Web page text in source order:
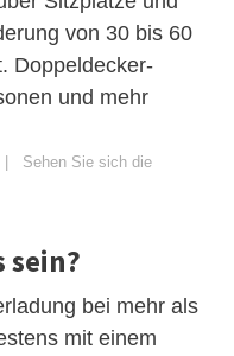
von 30 bis 60
Doppeldecker-
und mehr
| Sehen Sie sich die
sein?
bei mehr als
mit einem